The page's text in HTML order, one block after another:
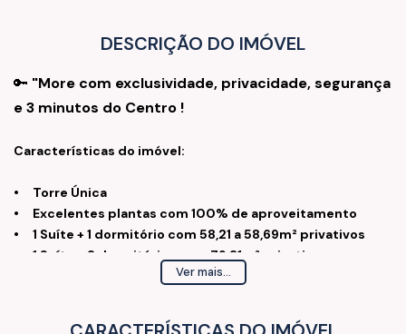
DESCRIÇÃO DO IMÓVEL
🔑 "More com exclusividade, privacidade, segurança
e 3 minutos do Centro !
Características do imóvel:
• Torre Única
• Excelentes plantas com 100% de aproveitamento
• 1 Suíte + 1 dormitório com 58,21 a 58,69m² privativos
• 1 Suíte + 2 dormitórios com 79,31m² privativos
• 1 Suíte + 2 dormitórios com 92,98m² privativos -
• Sacada com Churrasqueira com ponto hidráulico para
Ver mais...